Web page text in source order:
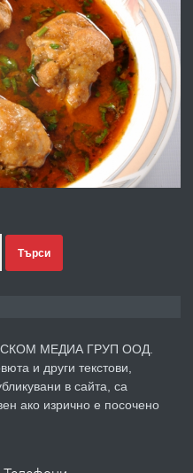
преди 3 дни
в гр. Хасково кв.
вода,канализация,
537 426
преди 3 дни
НА МЕБЕЛИ.
преди 3 дни
бетон! Събаряне на
Търси
ЕСКОМ МЕДИА ГРУП ООД.
и други текстови,
в сайта, са
ако изрично е посочено